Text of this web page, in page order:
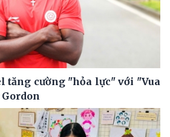
tăng cường "hỏa lực" với "Vua